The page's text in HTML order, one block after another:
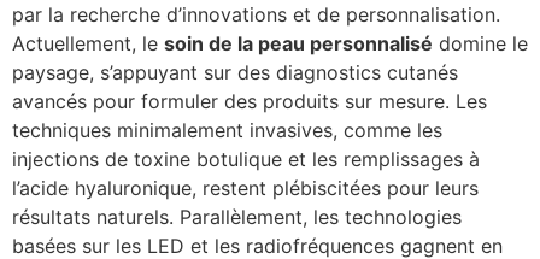
par la recherche d’innovations et de personnalisation.
Actuellement, le soin de la peau personnalisé domine le
paysage, s’appuyant sur des diagnostics cutanés
avancés pour formuler des produits sur mesure. Les
techniques minimalement invasives, comme les
injections de toxine botulique et les remplissages à
l’acide hyaluronique, restent plébiscitées pour leurs
résultats naturels. Parallèlement, les technologies
basées sur les LED et les radiofréquences gagnent en